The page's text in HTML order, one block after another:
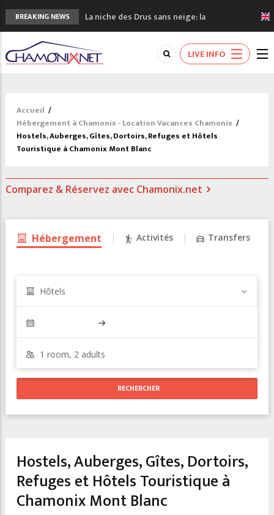
BREAKING NEWS
La niche des Drus sans neige: la
sécheresse en haute montagne
3 bonnes raisons pour visiter le nouveau
Musée du Mont-Blanc
Accidents en montagne: 3 personnes sont
à pied à Chamonix
3eme Chamonix Vallée Classics Festival
LIVE INFO
Accueil /
Hébergement à Chamonix - Location Vacances Chamonix /
Hostels, Auberges, Gîtes, Dortoirs, Refuges et Hôtels
Touristique à Chamonix Mont Blanc
Comparez & Réservez avec Chamonix.net
Hébergement Activités Transfers
Hôtels
Hostels, Auberges, Gîtes, Dortoirs,
Refuges et Hôtels Touristique à
Chamonix Mont Blanc